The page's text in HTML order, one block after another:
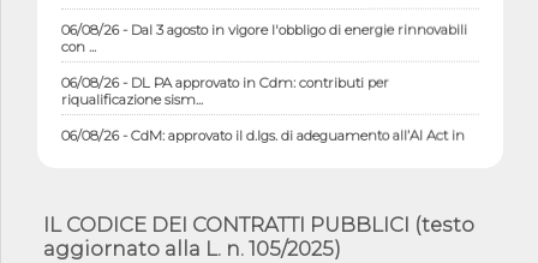
06/08/26 - Dal 3 agosto in vigore l'obbligo di energie rinnovabili
con ...
06/08/26 - DL PA approvato in Cdm: contributi per
riqualificazione sism...
06/08/26 - CdM: approvato il d.lgs. di adeguamento all’AI Act in
mate...
05/08/26 - DL Infrastrutture e PNRR è legge: approvata oggi la
fiducia...
IL CODICE DEI CONTRATTI PUBBLICI (testo
aggiornato alla L. n. 105/2025)